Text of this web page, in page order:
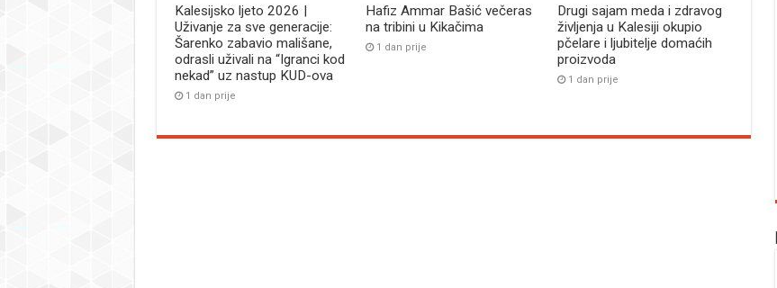
Kalesijsko ljeto 2026 |
Uživanje za sve generacije:
Šarenko zabavio mališane,
odrasli uživali na “Igranci kod
nekad” uz nastup KUD-ova
1 dan prije
Hafiz Ammar Bašić večeras
na tribini u Kikačima
1 dan prije
Drugi sajam meda i zdravog
življenja u Kalesiji okupio
pčelare i ljubitelje domaćih
proizvoda
1 dan prije